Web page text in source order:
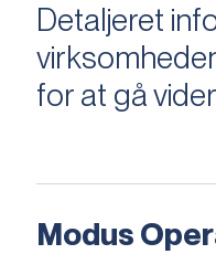
Detaljeret
for at gå
Modus